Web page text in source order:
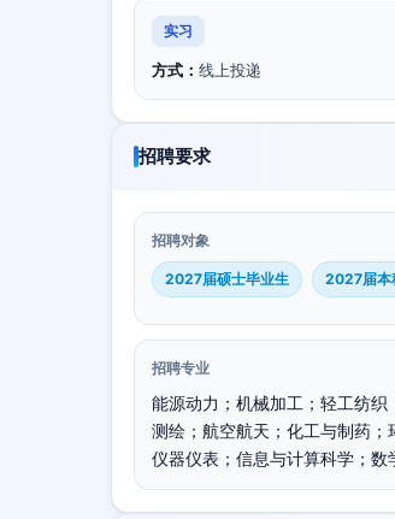
实习
方式： 线上投递
招聘要求
招聘对象
2027届硕士毕业生 2027届本
招聘专业
能源动力；机械加工；轻工纺
测绘；航空航天；化工与制药；
仪器仪表；信息与计算科学；